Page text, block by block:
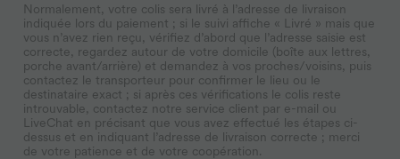
Normalement, votre colis sera livré à l’adresse de livraison
indiquée lors du paiement ; si le suivi affiche « Livré » mais que
vous n’avez rien reçu, vérifiez d’abord que l’adresse saisie est
correcte, regardez autour de votre domicile (boîte aux lettres,
porche avant/arrière) et demandez à vos proches/voisins, puis
contactez le transporteur pour confirmer le lieu ou le
destinataire exact ; si après ces vérifications le colis reste
introuvable, contactez notre service client par e-mail ou
LiveChat en précisant que vous avez effectué les étapes ci-
dessus et en indiquant l’adresse de livraison correcte ; merci
de votre patience et de votre coopération.